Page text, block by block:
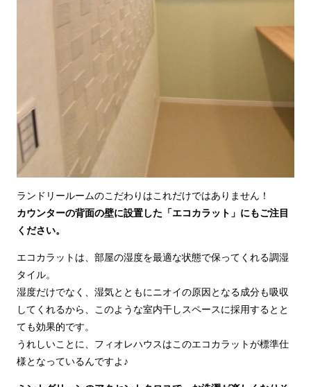
ランドリールームのこだわりはこれだけではありません！
カウンターの背面の壁に設置した「エコカラット」にもご注目
ください。
エコカラットは、部屋の湿度を最適な状態で保ってくれる調湿
タイル。
湿度だけでなく、湿気とともにニオイの原因となる成分も吸収
してくれるから、このような室内干しスペースに採用するとと
ても効果的です。
うれしいことに、フィオレハウスはこのエコカラットが標準仕
様となっているんですよ♪